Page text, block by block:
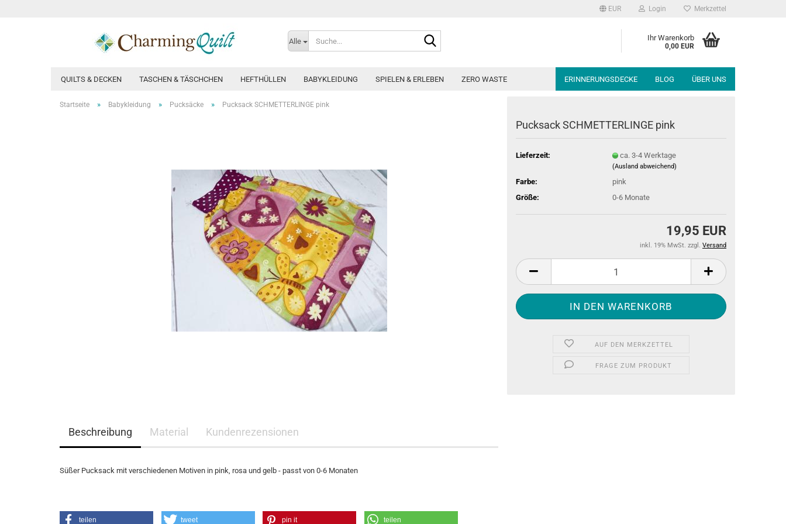
EUR Login Merkzettel
Alle Ihr Warenkorb
0,00 EUR
QUILTS & DECKEN TASCHEN & TÄSCHCHEN HEFTHÜLLEN BABYKLEIDUNG SPIELEN & ERLEBEN ZERO WASTE ERINNERUNGSDECKE BLOG ÜBER UNS
Startseite » Babykleidung » Pucksäcke » Pucksack SCHMETTERLINGE pink
Pucksack SCHMETTERLINGE pink
Lieferzeit: ca. 3-4 Werktage
(Ausland abweichend)
Farbe:
pink
Größe:
0-6 Monate
19,95 EUR
inkl. 19% MwSt. zzgl. Versand
AUF DEN MERKZETTEL
FRAGE ZUM PRODUKT
Beschreibung Material Kundenrezensionen
Süßer Pucksack mit verschiedenen Motiven in pink, rosa und gelb - passt von 0-6 Monaten
teilen tweet pin it teilen